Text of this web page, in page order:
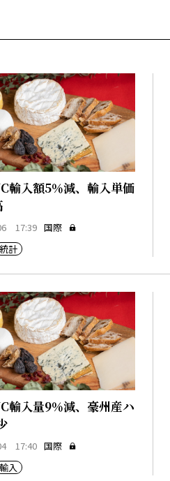
輸入額5％減、輸入単価
17:39 国際
計
輸入量9％減、豪州産ハ
17:40 国際
入